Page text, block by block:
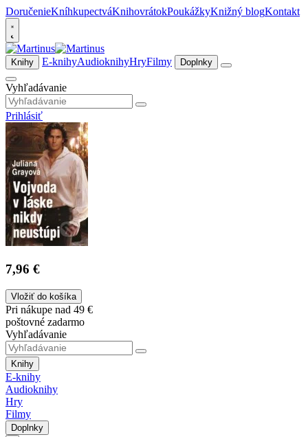
DoručenieKníhkupectváKnihovrátokPoukážkyKnižný blogKontakt
Knihy E-knihyAudioknihyHryFilmy Doplnky
Vyhľadávanie
Prihlásiť
7,96 €
Vložiť do košíka
Pri nákupe nad 49 €
poštovné zadarmo
Vyhľadávanie
Knihy
E-knihy
Audioknihy
Hry
Filmy
Doplnky